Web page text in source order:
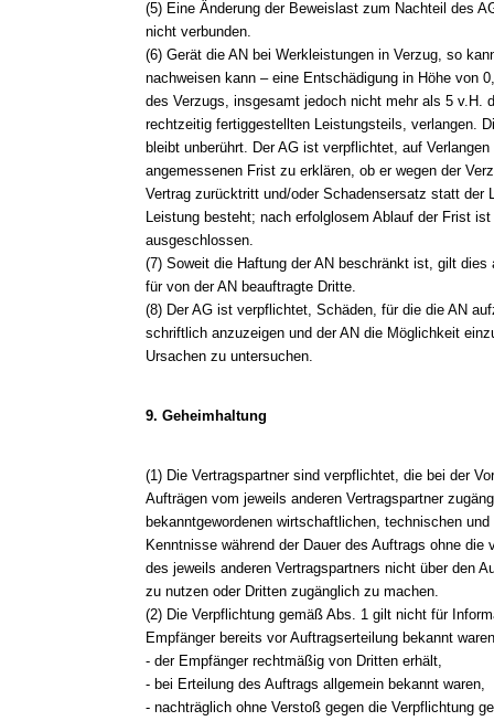
(5) Eine Änderung der Beweislast zum Nachteil des
nicht verbunden.
(6) Gerät die AN bei Werkleistungen in Verzug, so
nachweisen kann – eine Entschädigung in Höhe von
des Verzugs, insgesamt jedoch nicht mehr als 5 v.H.
rechtzeitig fertiggestellten Leistungsteils, verlangen.
bleibt unberührt. Der AG ist verpflichtet, auf
angemessenen Frist zu erklären, ob er wegen der
Vertrag zurücktritt und/oder Schadensersatz statt der
Leistung besteht; nach erfolglosem Ablauf der Frist
ausgeschlossen.
(7) Soweit die Haftung der AN beschränkt ist, gilt dies
für von der AN beauftragte Dritte.
(8) Der AG ist verpflichtet, Schäden, für die die AN
schriftlich anzuzeigen und der AN die Möglichkeit
Ursachen zu untersuchen.
9. Geheimhaltung
(1) Die Vertragspartner sind verpflichtet, die bei der
Aufträgen vom jeweils anderen Vertragspartner
bekanntgewordenen wirtschaftlichen, technischen
Kenntnisse während der Dauer des Auftrags ohne
des jeweils anderen Vertragspartners nicht über den
zu nutzen oder Dritten zugänglich zu machen.
(2) Die Verpflichtung gemäß Abs. 1 gilt nicht für
Empfänger bereits vor Auftragserteilung bekannt
- der Empfänger rechtmäßig von Dritten erhält,
- bei Erteilung des Auftrags allgemein bekannt waren,
- nachträglich ohne Verstoß gegen die Verpflichtung